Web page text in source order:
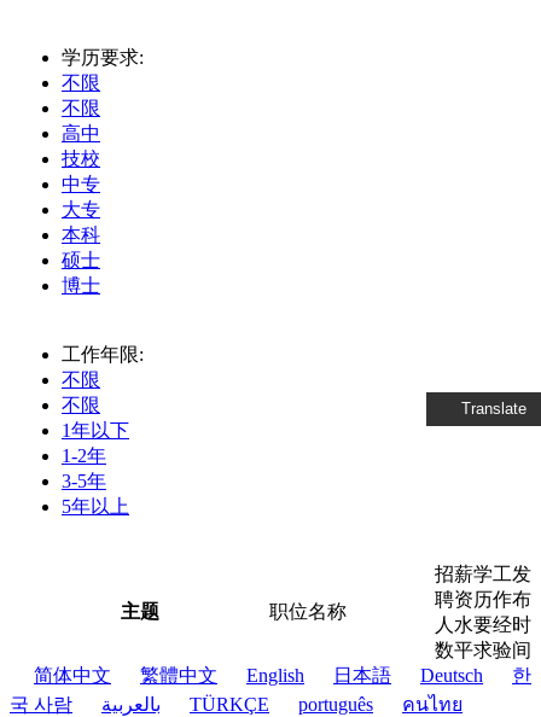
学历要求:
不限
不限
高中
技校
中专
大专
本科
硕士
博士
工作年限:
不限
不限
1年以下
1-2年
3-5年
5年以上
主题 职位名称
招
聘
人
数
薪
资
水
平
学
历
要
求
工
作
经
验
发
布
时
间
Translate
简体中文 繁體中文 English 日本語 Deutsch
한
국 사람
بالعربية TÜRKÇE português คนไทย